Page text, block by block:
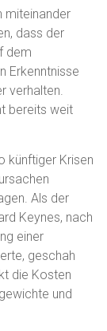
miteinander
dass der
dem
Erkenntnisse
verhalten.
bereits weit
künftiger Krisen
Als der
Keynes, nach
einer
geschah
die Kosten
und